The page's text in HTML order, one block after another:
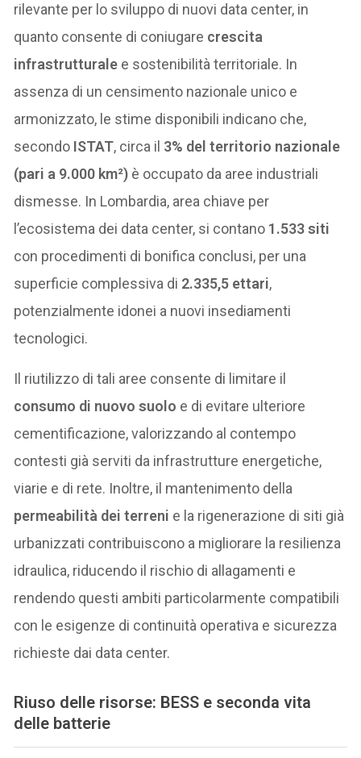
rilevante per lo sviluppo di nuovi data center, in
quanto consente di coniugare crescita
infrastrutturale e sostenibilità territoriale. In
assenza di un censimento nazionale unico e
armonizzato, le stime disponibili indicano che,
secondo ISTAT, circa il 3% del territorio nazionale
(pari a 9.000 km²) è occupato da aree industriali
dismesse. In Lombardia, area chiave per
l’ecosistema dei data center, si contano 1.533 siti
con procedimenti di bonifica conclusi, per una
superficie complessiva di 2.335,5 ettari,
potenzialmente idonei a nuovi insediamenti
tecnologici.
Il riutilizzo di tali aree consente di limitare il
consumo di nuovo suolo e di evitare ulteriore
cementificazione, valorizzando al contempo
contesti già serviti da infrastrutture energetiche,
viarie e di rete. Inoltre, il mantenimento della
permeabilità dei terreni e la rigenerazione di siti già
urbanizzati contribuiscono a migliorare la resilienza
idraulica, riducendo il rischio di allagamenti e
rendendo questi ambiti particolarmente compatibili
con le esigenze di continuità operativa e sicurezza
richieste dai data center.
Riuso delle risorse: BESS e seconda vita
delle batterie